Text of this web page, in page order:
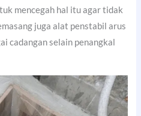
mencegah hal itu agar tidak
juga alat penstabil arus
cadangan selain penangkal